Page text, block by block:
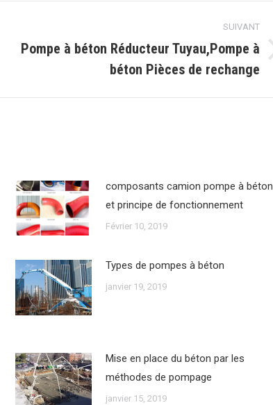
SUIVANT
Article
:
Pompe à béton Réducteur Tuyau,Pompe à
béton Pièces de rechange
composants camion pompe à béton
et principe de fonctionnement
Février 10, 2019
Types de pompes à béton
janvier 19, 2019
Mise en place du béton par les
méthodes de pompage
janvier 15, 2019